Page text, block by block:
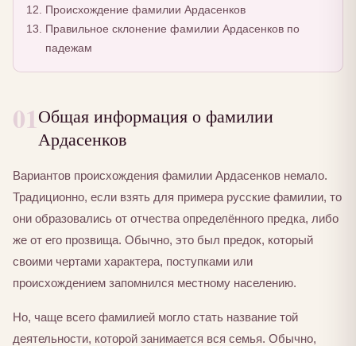
Происхождение фамилии Ардасенков
Правильное склонение фамилии Ардасенков по
падежам
01Общая информация о фамилии
Ардасенков
Вариантов происхождения фамилии Ардасенков немало.
Традиционно, если взять для примера русские фамилии, то
они образовались от отчества определённого предка, либо
же от его прозвища. Обычно, это был предок, который
своими чертами характера, поступками или
происхождением запомнился местному населению.
Но, чаще всего фамилией могло стать название той
деятельности, которой занимается вся семья. Обычно,